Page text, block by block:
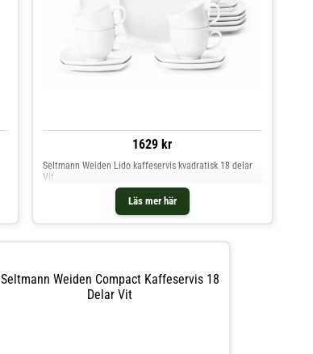
1629 kr
Läs mer här
Seltmann Weiden Lido kaffeservis kvadratisk 18 delar
Vit
Seltmann Weiden Compact Kaffeservis 18
Delar Vit